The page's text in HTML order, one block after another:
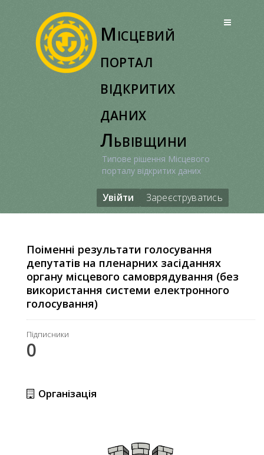
Місцевий
портал
відкритих
даних
Львівщини
Типове рішення Місцевого
порталу відкритих даних
Увійти Зареєструватись
Поіменні результати голосування
депутатів на пленарних засіданнях
органу місцевого самоврядування (без
використання системи електронного
голосування)
Підписники
0
Організація